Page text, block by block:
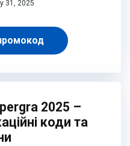
31, 2025
2025 –
коди та